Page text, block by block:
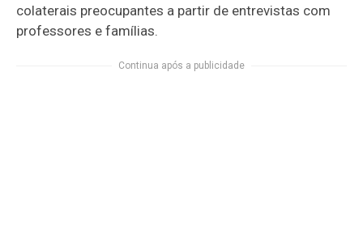
colaterais preocupantes a partir de entrevistas com
professores e famílias.
Continua após a publicidade